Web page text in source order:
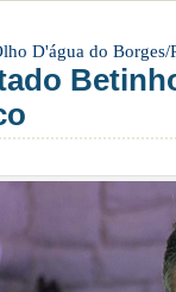
D'água do Borges/